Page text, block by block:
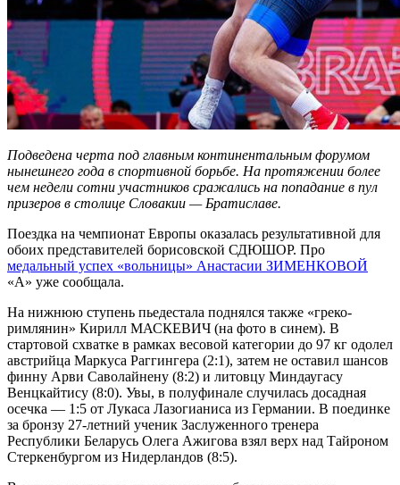
Подведена черта под главным континентальным форумом
нынешнего года в спортивной борьбе. На протяжении более
чем недели сотни участников сражались на попадание в пул
призеров в столице Словакии — Братиславе.
Поездка на чемпионат Европы оказалась результативной для
обоих представителей борисовской СДЮШОР. Про
медальный успех «вольницы» Анастасии ЗИМЕНКОВОЙ
«А» уже сообщала.
На нижнюю ступень пьедестала поднялся также «греко-
римлянин» Кирилл МАСКЕВИЧ (на фото в синем). В
стартовой схватке в рамках весовой категории до 97 кг одолел
австрийца Маркуса Раггингера (2:1), затем не оставил шансов
финну Арви Саволайнену (8:2) и литовцу Миндаугасу
Венцкайтису (8:0). Увы, в полуфинале случилась досадная
осечка — 1:5 от Лукаса Лазогианиса из Германии. В поединке
за бронзу 27-летний ученик Заслуженного тренера
Республики Беларусь Олега Ажигова взял верх над Тайроном
Стеркенбургом из Нидерландов (8:5).